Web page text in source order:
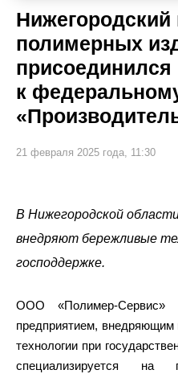
Нижегородский
полимерных
присоединился
к
21 февраля 2025 года, 11:30
В Нижегородской
внедряют бережливые
господдержке.
ООО «Полимер-Сервис»
предприятием, внедряющим
технологии при
специализируется на